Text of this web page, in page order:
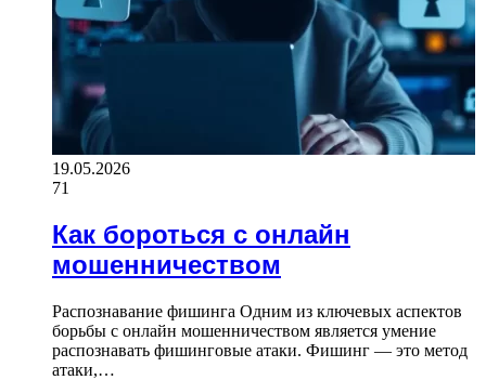
19.05.2026
71
Как бороться с онлайн
мошенничеством
Распознавание фишинга Одним из ключевых аспектов
борьбы с онлайн мошенничеством является умение
распознавать фишинговые атаки. Фишинг — это метод
атаки,…